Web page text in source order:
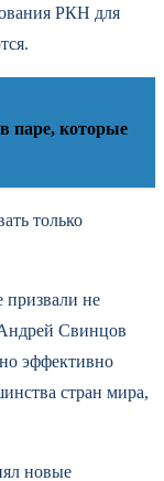
РКН для
паре, которые
только
призвали не
Андрей Свинцов
эффективно
стран мира,
новые